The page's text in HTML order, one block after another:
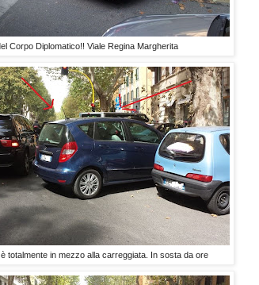
Corpo Diplomatico!! Viale Regina Margherita
totalmente in mezzo alla carreggiata. In sosta da ore